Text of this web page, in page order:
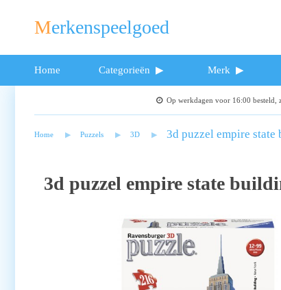
Merkenspeelgoed
Home Categorieën Merk
Op werkdagen voor 16:00 besteld,
Home Puzzels 3D 3d puzzel empire state
3d puzzel empire state